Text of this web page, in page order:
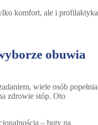
komfort, ale i profilaktyka
obuwia
wiele osób popełnia
zdrowie stóp. Oto
– buty na